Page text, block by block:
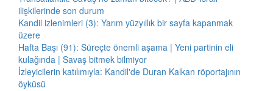
ilişkilerinde son durum
Kandil izlenimleri (3): Yarım yüzyıllık bir sayfa kapanmak
üzere
Hafta Başı (91): Süreçte önemli aşama | Yeni partinin eli
kulağında | Savaş bitmek bilmiyor
İzleyicilerin katılımıyla: Kandil'de Duran Kalkan röportajının
öyküsü